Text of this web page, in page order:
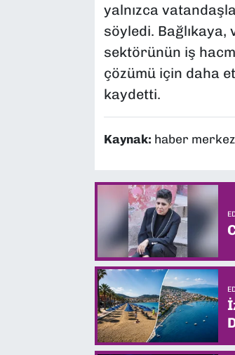
yalnızca
söyledi.
sektörünün iş
çözümü için daha
kaydetti.
Kaynak: haber